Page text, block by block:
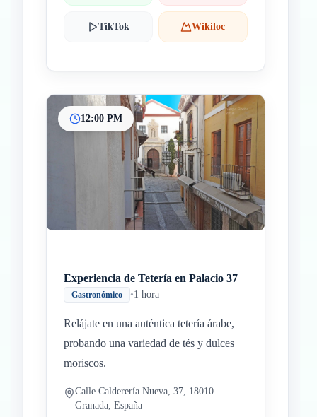
TikTok Wikiloc
12:00 PM
Experiencia de Tetería en Palacio 37
Gastronómico •1 hora
Relájate en una auténtica tetería árabe,
probando una variedad de tés y dulces
moriscos.
Calle Calderería Nueva, 37, 18010
Granada, España